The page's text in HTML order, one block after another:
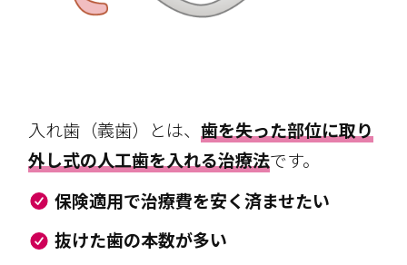
入れ歯（義歯）とは、歯を失った部位に取り
外し式の人工歯を入れる治療法です。
保険適用で治療費を安く済ませたい
抜けた歯の本数が多い